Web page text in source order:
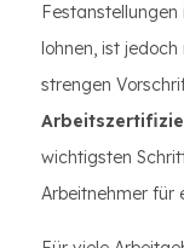
lohnen, ist
strengen
wichtigsten
Arbeitnehmer für